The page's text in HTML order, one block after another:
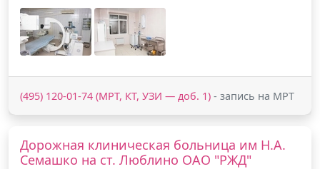
(495) 120-01-74 (МРТ, КТ, УЗИ — доб. 1) - запись на МРТ
Дорожная клиническая больница им Н.А.
Семашко на ст. Люблино ОАО "РЖД"